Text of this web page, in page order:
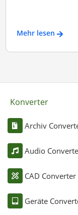
Mehr lesen
Konverter
Archiv
Audio
CAD Converter
Geräte